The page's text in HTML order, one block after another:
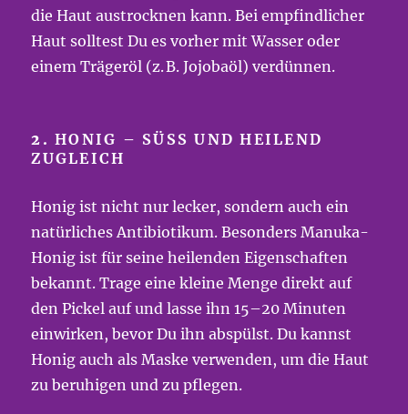
die Haut austrocknen kann. Bei empfindlicher
Haut solltest Du es vorher mit Wasser oder
einem Trägeröl (z. B. Jojobaöl) verdünnen.
2.HONIG – SÜSS UND HEILEND Z
UGLEICH
Honig ist nicht nur lecker, sondern auch ein
natürliches Antibiotikum. Besonders Manuka-
Honig ist für seine heilenden Eigenschaften
bekannt. Trage eine kleine Menge direkt auf
den Pickel auf und lasse ihn 15–20 Minuten
einwirken, bevor Du ihn abspülst. Du kannst
Honig auch als Maske verwenden, um die Haut
zu beruhigen und zu pflegen.